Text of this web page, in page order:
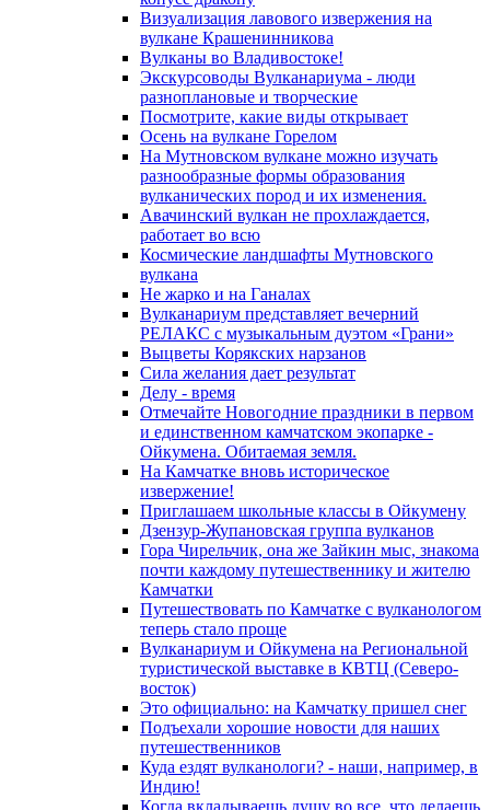
Визуализация лавового извержения на
вулкане Крашенинникова
Вулканы во Владивостоке!
Экскурсоводы Вулканариума - люди
разноплановые и творческие
Посмотрите, какие виды открывает
Осень на вулкане Горелом
На Мутновском вулкане можно изучать
разнообразные формы образования
вулканических пород и их изменения.
Авачинский вулкан не прохлаждается,
работает во всю
Космические ландшафты Мутновского
вулкана
Не жарко и на Ганалах
Вулканариум представляет вечерний
РЕЛАКС с музыкальным дуэтом «Грани»
Выцветы Корякских нарзанов
Сила желания дает результат
Делу - время
Отмечайте Новогодние праздники в первом
и единственном камчатском экопарке -
Ойкумена. Обитаемая земля.
На Камчатке вновь историческое
извержение!
Приглашаем школьные классы в Ойкумену
Дзензур-Жупановская группа вулканов
Гора Чирельчик, она же Зайкин мыс, знакома
почти каждому путешественнику и жителю
Камчатки
Путешествовать по Камчатке с вулканологом
теперь стало проще
Вулканариум и Ойкумена на Региональной
туристической выставке в КВТЦ (Северо-
восток)
Это официально: на Камчатку пришел снег
Подъехали хорошие новости для наших
путешественников
Куда ездят вулканологи? - наши, например, в
Индию!
Когда вкладываешь душу во все, что делаешь